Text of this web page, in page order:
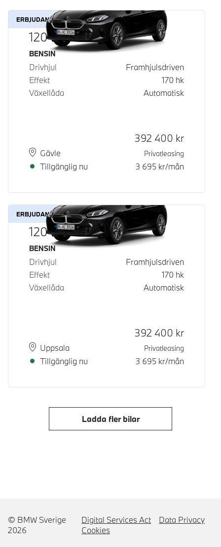
ERBJUDANDE
120
Bränsle
BENSIN
Drivhjul
Framhjulsdriven
Effekt
170 hk
Växellåda
Automatisk
PlatsGävle
Leveranstid
Tillgänglig nu
Kontantpris
392 400 kr
Privatleasing
3 695 kr/mån
ERBJUDANDE
120
Bränsle
BENSIN
Drivhjul
Framhjulsdriven
Effekt
170 hk
Växellåda
Automatisk
PlatsUppsala
Leveranstid
Tillgänglig nu
Kontantpris
392 400 kr
Privatleasing
3 695 kr/mån
Ladda fler bilar
© BMW Sverige
2026
Digital Services Act
Data Privacy
Cookies